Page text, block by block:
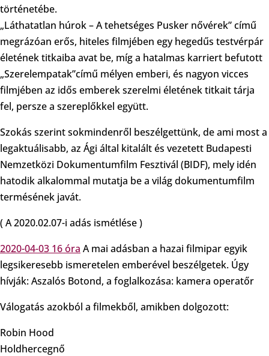
történetébe.
„Láthatatlan húrok – A tehetséges Pusker nővérek” című
megrázóan erős, hiteles filmjében egy hegedűs testvérpár
életének titkaiba avat be, míg a hatalmas karriert befutott
„Szerelempatak”című mélyen emberi, és nagyon vicces
filmjében az idős emberek szerelmi életének titkait tárja
fel, persze a szereplőkkel együtt.
Szokás szerint sokmindenről beszélgettünk, de ami most a
legaktuálisabb, az Ági által kitalált és vezetett Budapesti
Nemzetközi Dokumentumfilm Fesztivál (BIDF), mely idén
hatodik alkalommal mutatja be a világ dokumentumfilm
termésének javát.
( A 2020.02.07-i adás ismétlése )
2020-04-03 16 óra A mai adásban a hazai filmipar egyik
legsikeresebb ismeretelen emberével beszélgetek. Úgy
hívják: Aszalós Botond, a foglalkozása: kamera operatőr
Válogatás azokból a filmekből, amikben dolgozott:
Robin Hood
Holdhercegnő